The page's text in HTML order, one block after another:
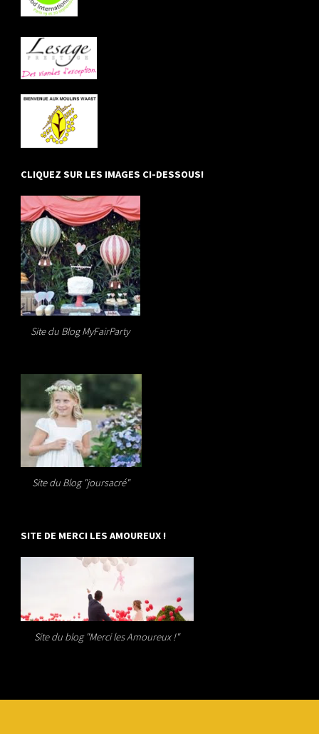
CLIQUEZ SUR LES IMAGES CI-DESSOUS!
Site du Blog MyFairParty
Site du Blog "joursacré"
SITE DE MERCI LES AMOUREUX !
Site du blog "Merci les Amoureux !"